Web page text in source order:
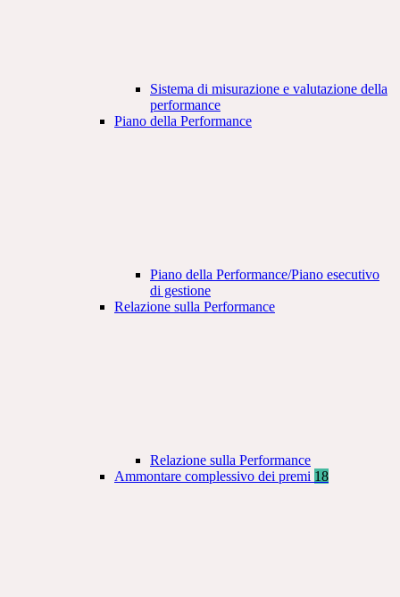
Sistema di misurazione e valutazione della
performance
Piano della Performance
Piano della Performance/Piano esecutivo
di gestione
Relazione sulla Performance
Relazione sulla Performance
Ammontare complessivo dei premi 18